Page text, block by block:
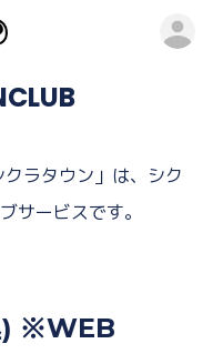
ラタウン」 は、
シク
サービスです。
) ※WEB